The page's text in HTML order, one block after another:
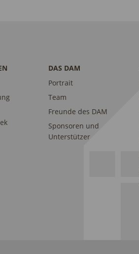
DAS DAM
Portrait
Team
Freunde des DAM
Sponsoren und
Unterstützer